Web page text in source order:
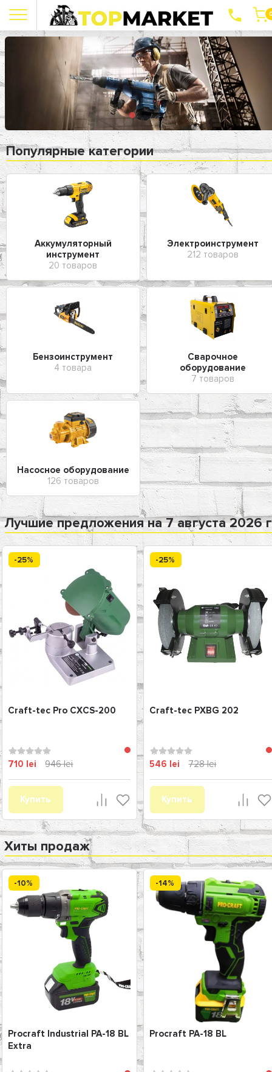
Популярные категории
Аккумуляторный
инструмент
20 товаров
Электроинструмент
212 товаров
Бензоинструмент
4 товара
Сварочное
оборудование
7 товаров
Насосное оборудование
126 товаров
Лучшие предложения на 7 августа 2026
-25%
Craft-tec Pro CXCS-200
710 lei 946 lei
Купить
-25%
Craft-tec PXBG 202
546 lei 728 lei
Купить
Хиты продаж
-10%
Procraft Industrial PA-18 BL
Extra
-14%
Procraft PA-18 BL